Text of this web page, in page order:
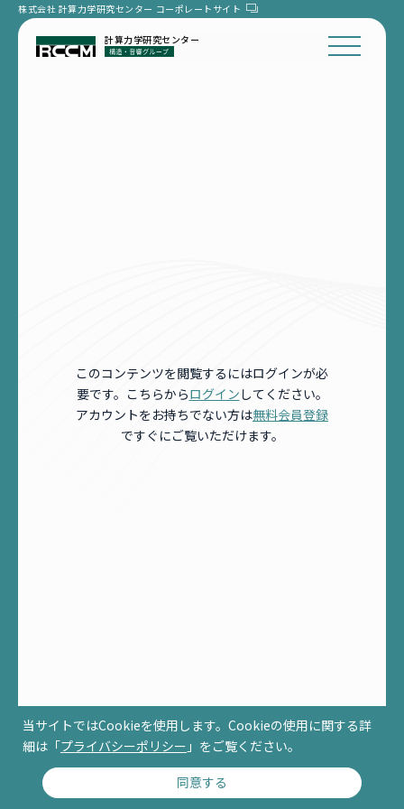
株式会社 計算力学研究センター コーポレートサイト
計算力学研究センター
このコンテンツを閲覧するにはログインが必
要です。こちらからログイン してください。
アカウントをお持ちでない方は無料会員登録
ですぐにご覧いただけます。
© RCCM ALL RIGHTS RESERVED.
当サイトではCookieを使用します。Cookieの使用に関する詳
細は「プライバシーポリシー 」をご覧ください。
同意する